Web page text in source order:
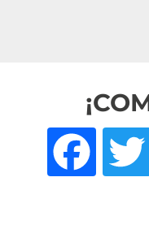
comercial. Por
más tiempo del
cuando ya no sea
medidas de
seudonimización de
mismos.
Comunicación de los
terceros, salvo obligación